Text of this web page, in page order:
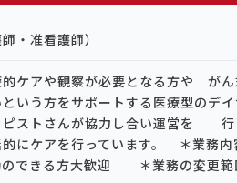
・准看護師）
ケアや観察が必要となる方や が
という方をサポートする医療型の
ピストさんが協力し合い運営を
にケアを行っています。 ＊業務内
できる方大歓迎 ＊業務の変更範